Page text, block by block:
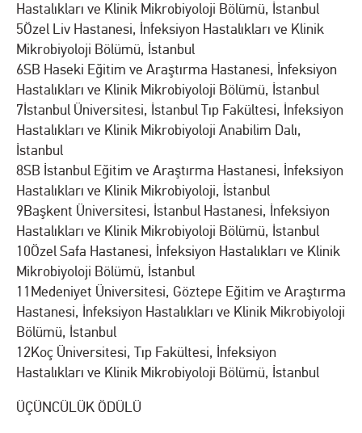
Hastalıkları ve Klinik Mikrobiyoloji Bölümü, İstanbul
5Özel Liv Hastanesi, İnfeksiyon Hastalıkları ve Klinik
Mikrobiyoloji Bölümü, İstanbul
6SB Haseki Eğitim ve Araştırma Hastanesi, İnfeksiyon
Hastalıkları ve Klinik Mikrobiyoloji Bölümü, İstanbul
7 İstanbul Üniversitesi, İstanbul Tıp Fakültesi, İnfeksiyon
Hastalıkları ve Klinik Mikrobiyoloji Anabilim Dalı,
İstanbul
8SB İstanbul Eğitim ve Araştırma Hastanesi, İnfeksiyon
Hastalıkları ve Klinik Mikrobiyoloji, İstanbul
9Başkent Üniversitesi, İstanbul Hastanesi, İnfeksiyon
Hastalıkları ve Klinik Mikrobiyoloji Bölümü, İstanbul
10Özel Safa Hastanesi, İnfeksiyon Hastalıkları ve Klinik
Mikrobiyoloji Bölümü, İstanbul
11 Medeniyet Üniversitesi, Göztepe Eğitim ve Araştırma
Hastanesi, İnfeksiyon Hastalıkları ve Klinik Mikrobiyoloji
Bölümü, İstanbul
12Koç Üniversitesi, Tıp Fakültesi, İnfeksiyon
Hastalıkları ve Klinik Mikrobiyoloji Bölümü, İstanbul
ÜÇÜNCÜLÜK ÖDÜLÜ